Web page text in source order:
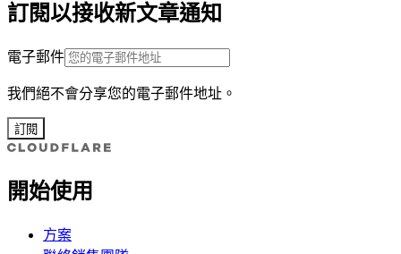
訂閱以接收新文章通知
電子郵件
我們絕不會分享您的電子郵件地址。
訂閱
開始使用
方案